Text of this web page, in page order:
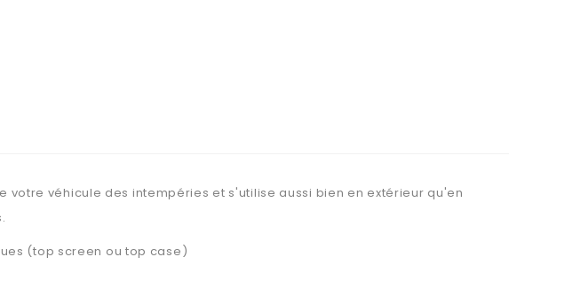
véhicule des intempéries et s'utilise aussi bien en extérieur qu'en
(top screen ou top case)